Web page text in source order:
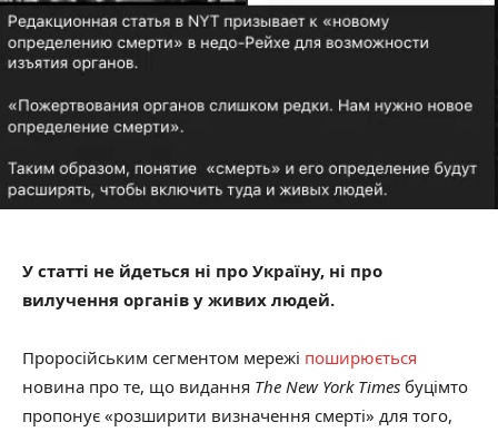
У статті не йдеться ні про Україну, ні про
вилучення органів у живих людей.
Проросійським сегментом мережі поширюється
новина про те, що видання The New York Times буцімто
пропонує «розширити визначення смерті» для того,